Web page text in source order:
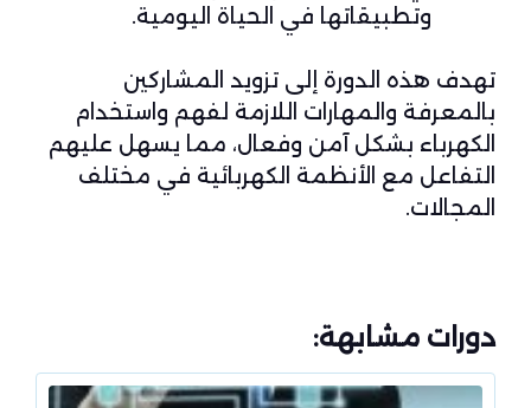
وتطبيقاتها في الحياة اليومية.
تهدف هذه الدورة إلى تزويد المشاركين
بالمعرفة والمهارات اللازمة لفهم واستخدام
الكهرباء بشكل آمن وفعال، مما يسهل عليهم
التفاعل مع الأنظمة الكهربائية في مختلف
المجالات.
دورات مشابهة: